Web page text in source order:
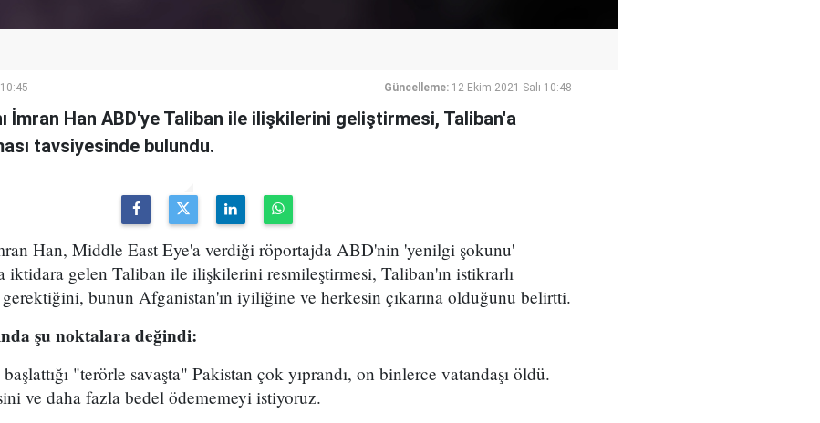
Güncelleme: 12 Ekim 2021 Salı 10:48
İmran Han ABD'ye Taliban ile ilişkilerini geliştirmesi, Taliban'a
tavsiyesinde bulundu.
Han, Middle East Eye'a verdiği röportajda ABD'nin 'yenilgi şokunu'
iktidara gelen Taliban ile ilişkilerini resmileştirmesi, Taliban'ın istikrarlı
bunun Afganistan'ın iyiliğine ve herkesin çıkarına olduğunu belirtti.
şu noktalara değindi:
"terörle savaşta" Pakistan çok yıprandı, on binlerce vatandaşı öldü.
ve daha fazla bedel ödememeyi istiyoruz.